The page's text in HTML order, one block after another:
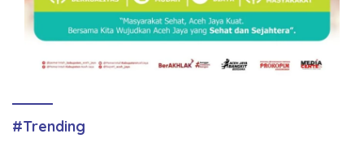
#Trending